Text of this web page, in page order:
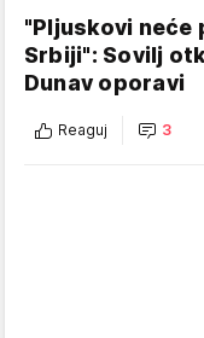
"Pljuskovi neće
Srbiji": Sovilj
Dunav oporavi
Reaguj 3